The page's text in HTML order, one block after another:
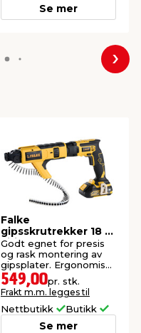
Se mer
Falke
gipsskrutrekker 18 V
Li-ion
Godt egnet for presis
og rask montering av
gipsplater. Ergonomisk
design med LED-lys og
mulighet for
enhåndsbetjening.
Leveres uten batteri og
lader.
549,00pr. stk.
Frakt m.m. legges til
Nettbutikk Butikk
Se mer